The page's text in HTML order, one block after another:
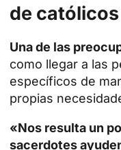
de católicos
Una de las
como llegar a las
específicos de
propias
«Nos resulta un
sacerdotes